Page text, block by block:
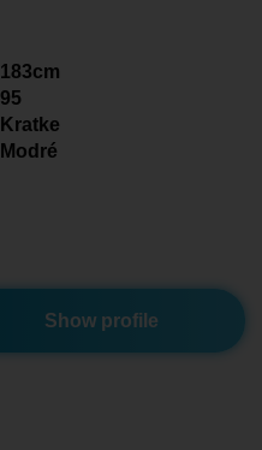
183cm
95
Kratke
Modré
Show profile